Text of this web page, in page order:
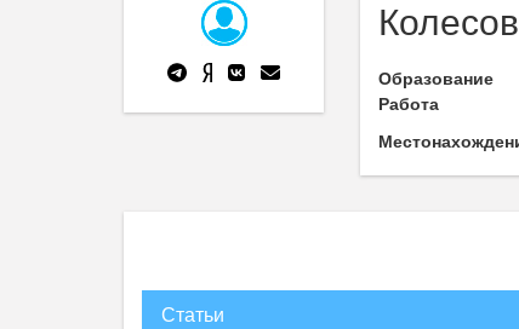
Образование
Работа
Статьи